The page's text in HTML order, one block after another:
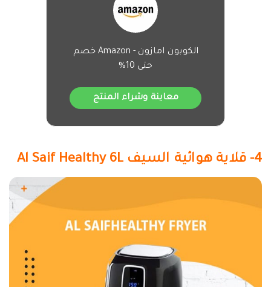
الكوبون امازون - Amazon خصم
حتى 10%
معاينة وشراء المنتج
4- قلاية هوائية السيف Al Saif Healthy 6L